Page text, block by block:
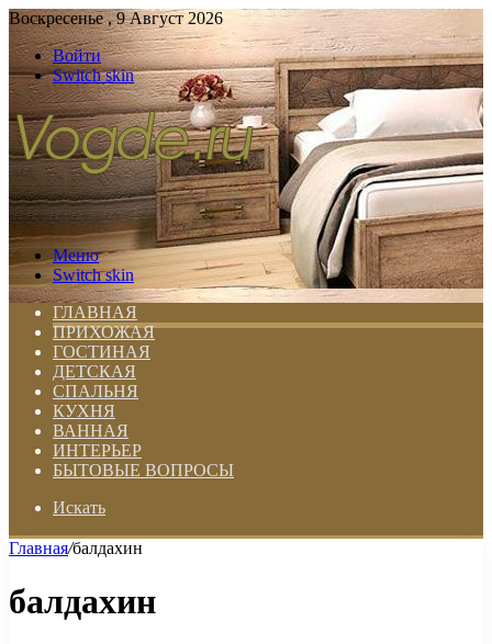
Воскресенье , 9 Август 2026
Войти
Switch skin
Меню
Switch skin
ГЛАВНАЯ
ПРИХОЖАЯ
ГОСТИНАЯ
ДЕТСКАЯ
СПАЛЬНЯ
КУХНЯ
ВАННАЯ
ИНТЕРЬЕР
БЫТОВЫЕ ВОПРОСЫ
Искать
Главная/балдахин
балдахин